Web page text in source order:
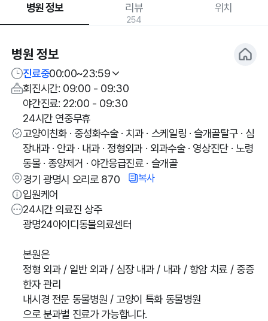
병원 정보 리뷰
254
위치
병원 정보
진료중00:00~23:59
회진시간: 09:00 - 09:30
야간진료: 22:00 - 09:30
24시간 연중무휴
고양이친화 · 중성화수술 · 치과 · 스케일링 · 슬개골탈구 · 심
장내과 · 안과 · 내과 · 정형외과 · 외과수술 · 영상진단 · 노령
동물 · 종양제거 · 야간응급진료 · 슬개골
경기 광명시 오리로 870
복사
입원케어
24시간 의료진 상주
광명24아이디동물의료센터
본원은
정형 외과 / 일반 외과 / 심장 내과 / 내과 / 항암 치료 / 중증
한자 관리
내시경 전문 동물병원 / 고양이 특화 동물병원
으로 분과별 진료가 가능합니다.